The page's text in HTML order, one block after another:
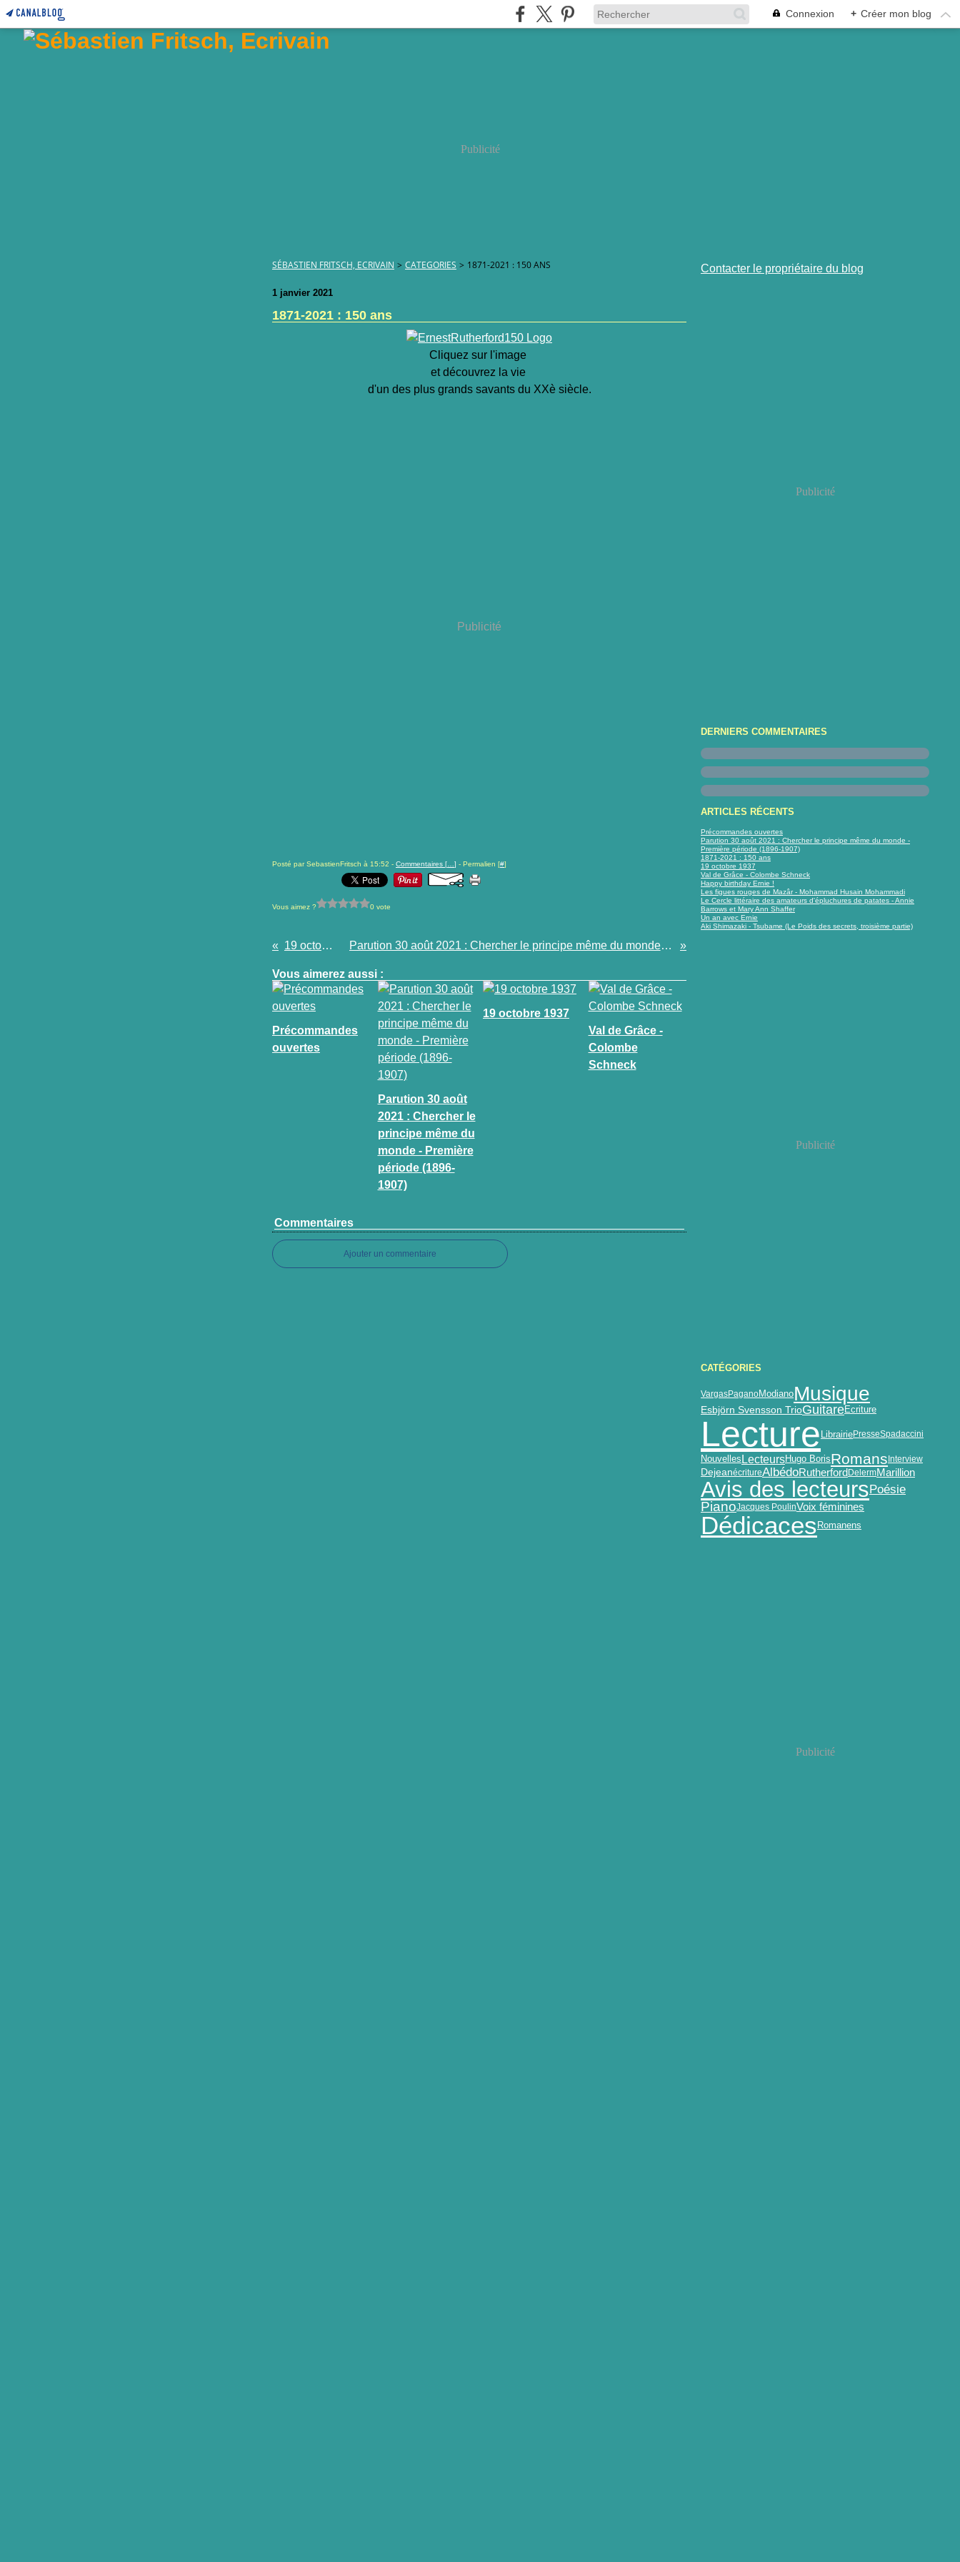
Connexion + Créer mon blog
Publicité
SÉBASTIEN FRITSCH, ECRIVAIN > CATEGORIES > 1871-2021 : 150 ANS
1 janvier 2021
1871-2021 : 150 ans
Cliquez sur l'image
et découvrez la vie
d'un des plus grands savants du XXè siècle.
Publicité
Posté par SebastienFritsch à 15:52 - Commentaires [ ] - Permalien [#]
Vous aimez ? 0 vote
19 octobre 1937 Parution 30 août 2021 : Chercher le principe même du monde - Première période (1896-1907)
Vous aimerez aussi :
Précommandes
ouvertes
Parution 30 août
2021 : Chercher le
principe même du
monde - Première
période (1896-
1907)
19 octobre 1937
Val de Grâce -
Colombe
Schneck
Commentaires
Ajouter un commentaire
Contacter le propriétaire du blog
Publicité
DERNIERS COMMENTAIRES
ARTICLES RÉCENTS
Précommandes ouvertes
Parution 30 août 2021 : Chercher le principe même du monde -
Première période (1896-1907)
1871-2021 : 150 ans
19 octobre 1937
Val de Grâce - Colombe Schneck
Happy birthday Ernie !
Les figues rouges de Mazâr - Mohammad Husain Mohammadi
Le Cercle littéraire des amateurs d'épluchures de patates - Annie
Barrows et Mary Ann Shaffer
Un an avec Ernie
Aki Shimazaki - Tsubame (Le Poids des secrets, troisième partie)
Publicité
CATÉGORIES
VargasPaganoModianoMusique
Esbjörn Svensson TrioGuitareEcriture
Lecture LibrairiePresseSpadaccini
Nouvelles LecteursHugo BorisRomans Interview
DejeanécritureAlbédoRutherfordDelermMarillion
Avis des lecteursPoésie
PianoJacques PoulinVoix féminines
Dédicaces Romanens
Publicité